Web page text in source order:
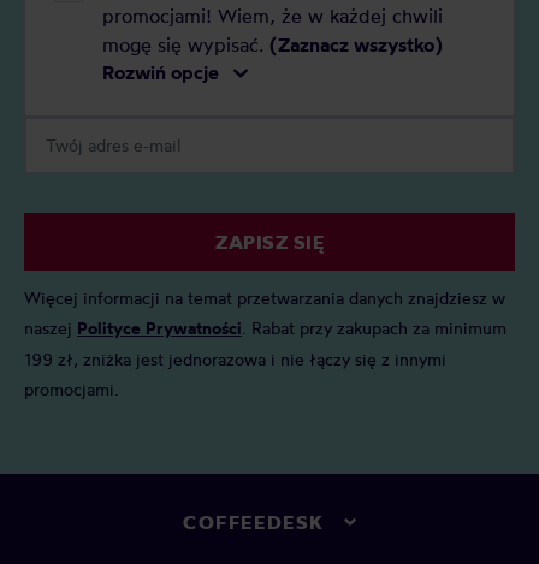
promocjami! Wiem, że w każdej chwili
mogę się wypisać. (Zaznacz wszystko)
Rozwiń opcje
ZAPISZ SIĘ
Więcej informacji na temat przetwarzania danych znajdziesz w
naszej Polityce Prywatności . Rabat przy zakupach za minimum
199 zł, zniżka jest jednorazowa i nie łączy się z innymi
promocjami.
COFFEEDESK